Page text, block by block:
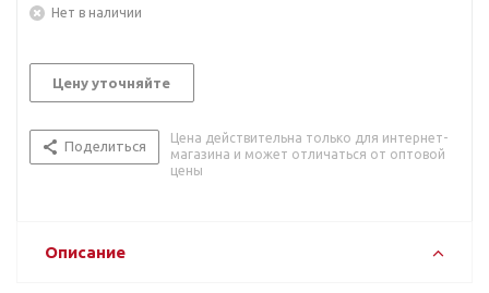
Нет в наличии
Цену уточняйте
Поделиться
Цена действительна только для интернет-
магазина и может отличаться от оптовой
цены
Описание